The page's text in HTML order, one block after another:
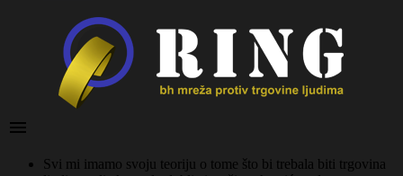

Svi mi imamo svoju teoriju o tome što bi trebala biti trgovina